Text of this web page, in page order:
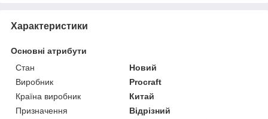
Характеристики
Основні атрибути
Стан
Новий
Виробник
Procraft
Країна виробник
Китай
Призначення
Відрізний